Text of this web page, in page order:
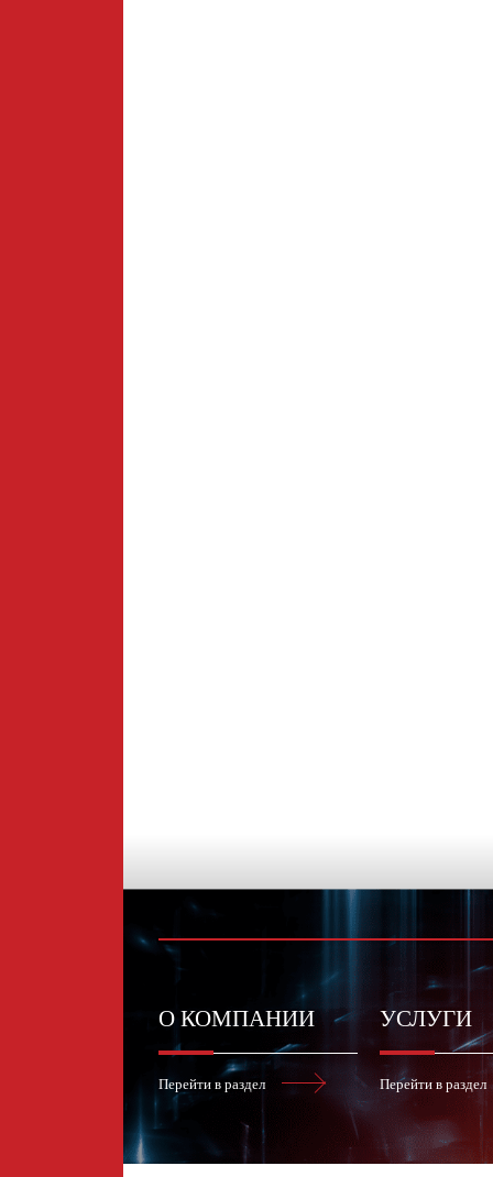
Перейти в раздел
О КОМПАНИИ
Перейти в раздел
УСЛУГИ